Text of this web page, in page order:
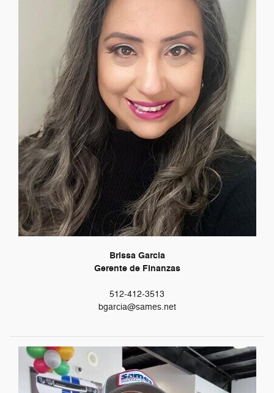
Brissa Garcia
Gerente de Finanzas
512-412-3513
bgarcia@sames.net